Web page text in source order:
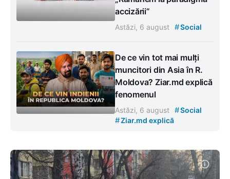
accizării”
Astăzi, 6 august #Social
De ce vin tot mai mulți
muncitori din Asia în R.
Moldova? Ziar.md explică
fenomenul
Astăzi, 6 august #Social
#Ziar.md explică